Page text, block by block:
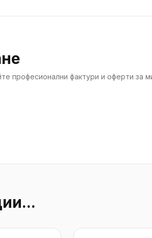
професионални фактури и оферти за